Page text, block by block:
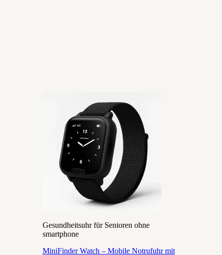
Gesundheitsuhr für Senioren ohne
smartphone
MiniFinder Watch – Mobile Notrufuhr mit